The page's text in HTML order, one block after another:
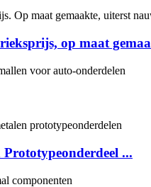
op maat
...